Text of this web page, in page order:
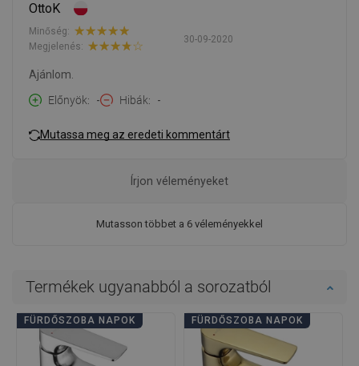
OttoK
30-09-2020
Minőség:
Megjelenés:
Ajánlom.
Előnyök
- Hibák -
Mutassa meg az eredeti kommentárt
Mutasson többet a 6 véleményekkel
Írjon véleményeket
Termékek ugyanabból a sorozatból
FÜRDŐSZOBA NAPOK FÜRDŐSZOBA NAPOK